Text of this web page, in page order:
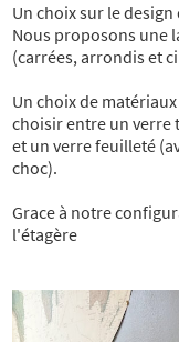
Un choix sur le
Nous proposons une
(carrées, arrondis et
Un choix de
choisir entre un verre
et un verre feuilleté (
choc).
Grace à notre
l'étagère